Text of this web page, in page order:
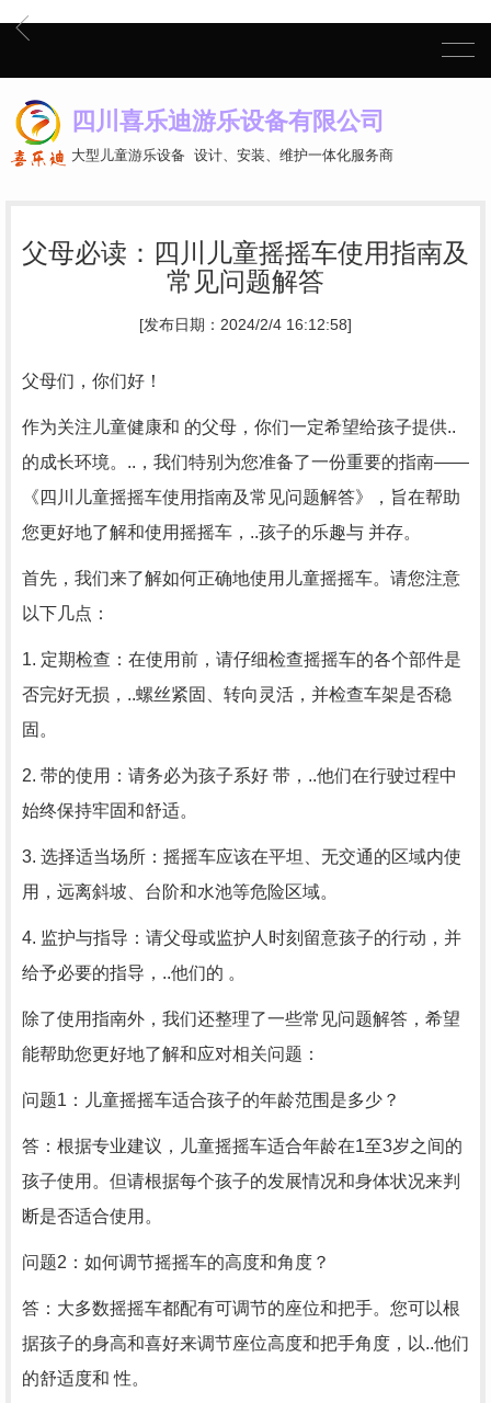
四川喜乐迪游乐设备有限公司
大型儿童游乐设备 设计、安装、维护一体化服务商
父母必读：四川儿童摇摇车使用指南及
常见问题解答
[发布日期：2024/2/4 16:12:58]
父母们，你们好！
作为关注儿童健康和 的父母，你们一定希望给孩子提供..
的成长环境。..，我们特别为您准备了一份重要的指南——
《四川儿童摇摇车使用指南及常见问题解答》，旨在帮助
您更好地了解和使用摇摇车，..孩子的乐趣与 并存。
首先，我们来了解如何正确地使用儿童摇摇车。请您注意
以下几点：
1. 定期检查：在使用前，请仔细检查摇摇车的各个部件是
否完好无损，..螺丝紧固、转向灵活，并检查车架是否稳
固。
2. 带的使用：请务必为孩子系好 带，..他们在行驶过程中
始终保持牢固和舒适。
3. 选择适当场所：摇摇车应该在平坦、无交通的区域内使
用，远离斜坡、台阶和水池等危险区域。
4. 监护与指导：请父母或监护人时刻留意孩子的行动，并
给予必要的指导，..他们的 。
除了使用指南外，我们还整理了一些常见问题解答，希望
能帮助您更好地了解和应对相关问题：
问题1：儿童摇摇车适合孩子的年龄范围是多少？
答：根据专业建议，儿童摇摇车适合年龄在1至3岁之间的
孩子使用。但请根据每个孩子的发展情况和身体状况来判
断是否适合使用。
问题2：如何调节摇摇车的高度和角度？
答：大多数摇摇车都配有可调节的座位和把手。您可以根
据孩子的身高和喜好来调节座位高度和把手角度，以..他们
的舒适度和 性。